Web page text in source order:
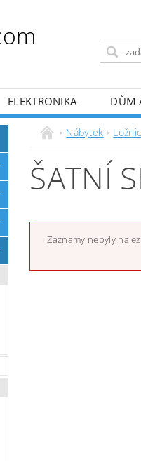
ELEKTRONIKA DŮM
AUTO MOTO
NÁM
Nábytek
ŠATNÍ
Záznamy nebyly